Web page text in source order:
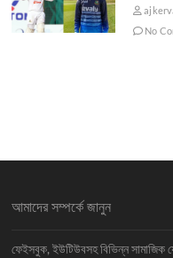
No
আমাদের সম্পর্কে জানুন
ফেইসবুক, ইউটিউবসহ বিভিন্ন সামাজিক